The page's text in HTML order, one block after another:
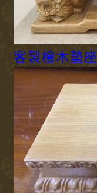
客製檜木墊座